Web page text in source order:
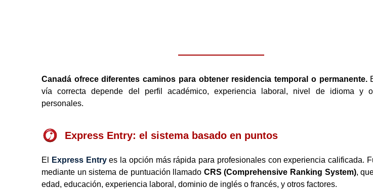
Canadá ofrece diferentes caminos para obtener residencia temporal o permanente.
vía correcta depende del perfil académico, experiencia laboral, nivel de idioma y
personales.
Express Entry: el sistema basado en puntos
El Express Entryes la opción más rápida para profesionales con experiencia calificada.
mediante un sistema de puntuación llamado CRS (Comprehensive Ranking System),
edad, educación, experiencia laboral, dominio de inglés o francés, y otros factores.